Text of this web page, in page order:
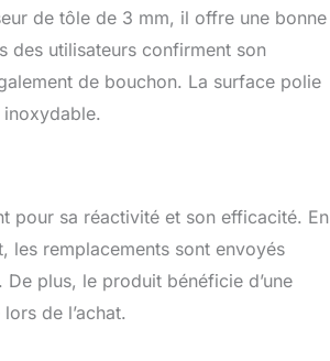
de tôle de 3 mm, il offre une bonne
des utilisateurs confirment son
de bouchon. La surface polie
inoxydable.
pour sa réactivité et son efficacité. En
les remplacements sont envoyés
plus, le produit bénéficie d’une
de l’achat.